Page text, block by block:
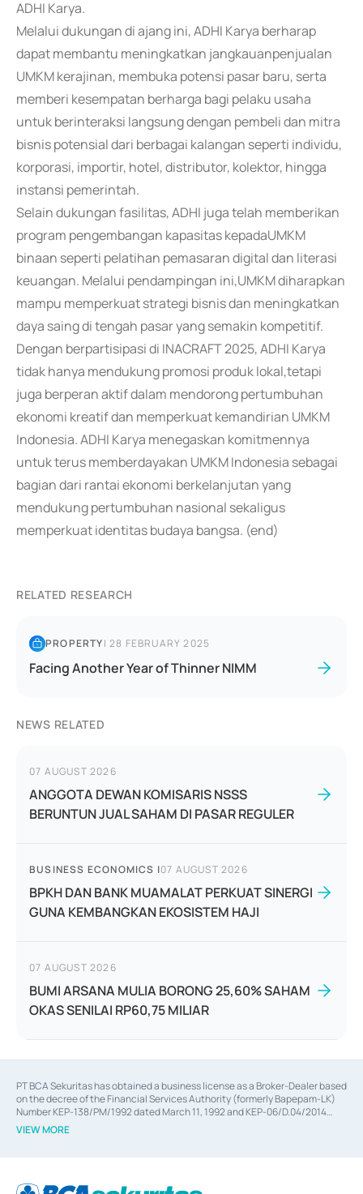
ADHI Karya.
Melalui dukungan di ajang ini, ADHI Karya berharap
dapat membantu meningkatkan jangkauanpenjualan
UMKM kerajinan, membuka potensi pasar baru, serta
memberi kesempatan berharga bagi pelaku usaha
untuk berinteraksi langsung dengan pembeli dan mitra
bisnis potensial dari berbagai kalangan seperti individu,
korporasi, importir, hotel, distributor, kolektor, hingga
instansi pemerintah.
Selain dukungan fasilitas, ADHI juga telah memberikan
program pengembangan kapasitas kepadaUMKM
binaan seperti pelatihan pemasaran digital dan literasi
keuangan. Melalui pendampingan ini,UMKM diharapkan
mampu memperkuat strategi bisnis dan meningkatkan
daya saing di tengah pasar yang semakin kompetitif.
Dengan berpartisipasi di INACRAFT 2025, ADHI Karya
tidak hanya mendukung promosi produk lokal,tetapi
juga berperan aktif dalam mendorong pertumbuhan
ekonomi kreatif dan memperkuat kemandirian UMKM
Indonesia. ADHI Karya menegaskan komitmennya
untuk terus memberdayakan UMKM Indonesia sebagai
bagian dari rantai ekonomi berkelanjutan yang
mendukung pertumbuhan nasional sekaligus
memperkuat identitas budaya bangsa. (end)
RELATED RESEARCH
PROPERTY|28 FEBRUARY 2025
Facing Another Year of Thinner NIMM
NEWS RELATED
07 AUGUST 2026
ANGGOTA DEWAN KOMISARIS NSSS
BERUNTUN JUAL SAHAM DI PASAR REGULER
BUSINESS ECONOMICS |07 AUGUST 2026
BPKH DAN BANK MUAMALAT PERKUAT SINERGI
GUNA KEMBANGKAN EKOSISTEM HAJI
07 AUGUST 2026
BUMI ARSANA MULIA BORONG 25,60% SAHAM
OKAS SENILAI RP60,75 MILIAR
PT BCA Sekuritas has obtained a business license as a Broker-Dealer based
on the decree of the Financial Services Authority (formerly Bapepam-LK)
Number KEP-138/PM/1992 dated March 11, 1992 and KEP-06/D.04/2014
dated February 28, 2014, a business license as an Underwriter based on the
decree of the Financial Services Authority Number KEP-12/PM/PEE/1997
Financial Services Authority Number S-67/PM.21/2014 dated February 28,
VIEW MORE